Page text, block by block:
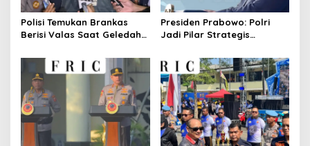
Polisi Temukan Brankas
Berisi Valas Saat Geledah
Presiden Prabowo: Polri
Jadi Pilar Strategis
Bergizi Gratis dan
Pembangunan Nasional